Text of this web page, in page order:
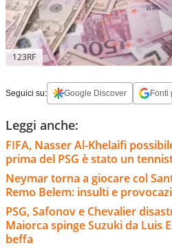
123RF
Seguici su: Google Discover Fonti
Leggi anche:
FIFA, Nasser Al-Khelaifi
prima del PSG è stato un
Neymar torna a giocare col
Remo Belem: insulti e
PSG, Safonov e Chevalier
Maiorca spinge Suzuki da Luis
beffa